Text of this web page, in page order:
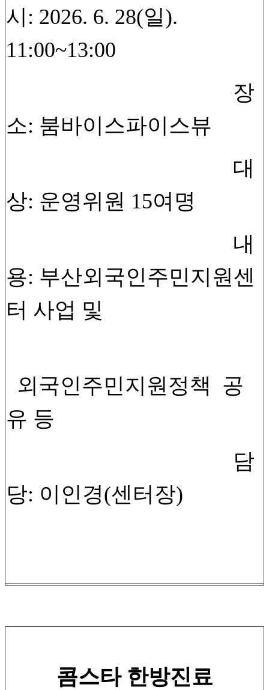
시: 2026. 6. 28(일).
11:00~13:00
장
소: 붐바이스파이스뷰
대
상: 운영위원 15여명
내
용: 부산외국인주민지원센
터 사업 및
외국인주민지원정책 공
유 등
담
당: 이인경(센터장)
콤스타 한방진료